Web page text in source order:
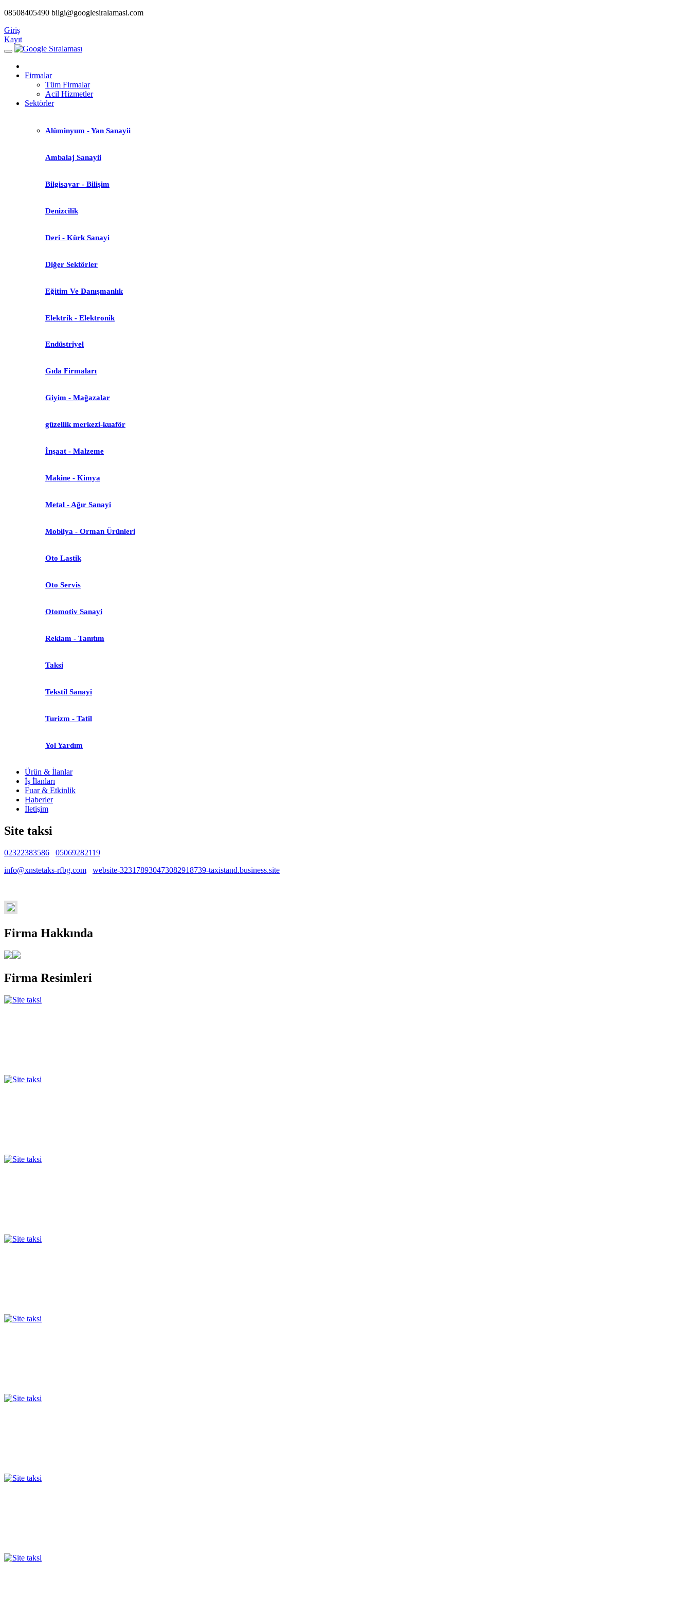
08508405490 bilgi@googlesiralamasi.com
Giriş
Kayıt
Firmalar
Tüm Firmalar
Acil Hizmetler
Sektörler
Alüminyum - Yan Sanayii
Ambalaj Sanayii
Bilgisayar - Bilişim
Denizcilik
Deri - Kürk Sanayi
Diğer Sektörler
Eğitim Ve Danışmanlık
Elektrik - Elektronik
Endüstriyel
Gıda Firmaları
Giyim - Mağazalar
güzellik merkezi-kuaför
İnşaat - Malzeme
Makine - Kimya
Metal - Ağır Sanayi
Mobilya - Orman Ürünleri
Oto Lastik
Oto Servis
Otomotiv Sanayi
Reklam - Tanıtım
Taksi
Tekstil Sanayi
Turizm - Tatil
Yol Yardım
Ürün & İlanlar
İş İlanları
Fuar & Etkinlik
Haberler
İletişim
Site taksi
02322383586 05069282119
info@xnstetaks-rfbg.com
website-323178930473082918739-taxistand.business.site
Firma Hakkında
Firma Resimleri